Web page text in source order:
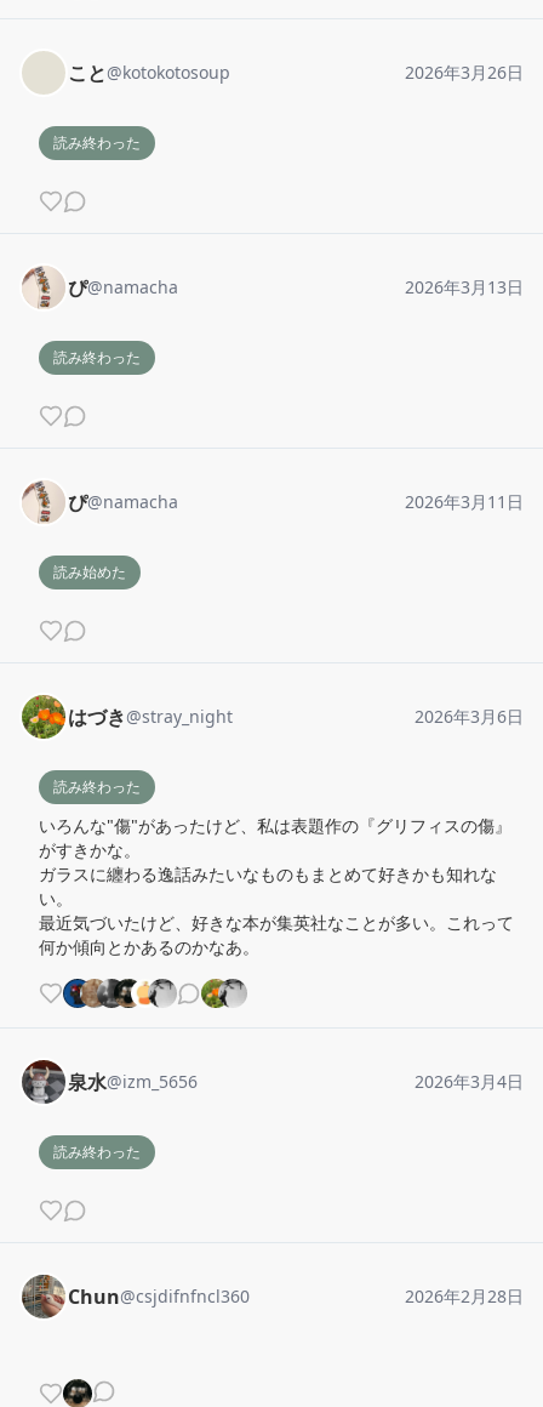
こと@kotokotosoup 2026年3月26日
読み終わった
ぴ@namacha 2026年3月13日
読み終わった
ぴ@namacha 2026年3月11日
読み始めた
はづき@stray_night 2026年3月6日
読み終わった
いろんな"傷"があったけど、私は表題作の『グリフィスの傷』
がすきかな。
ガラスに纏わる逸話みたいなものもまとめて好きかも知れな
い。
最近気づいたけど、好きな本が集英社なことが多い。これって
何か傾向とかあるのかなあ。
泉水@izm_5656 2026年3月4日
読み終わった
Chun@csjdifnfncl360 2026年2月28日